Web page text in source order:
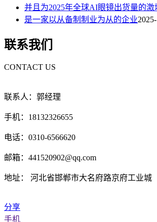
并且为2025年全球AI眼镜出货量的激
是一家以从备制制业为从的企业
联系我们
CONTACT US
联系人：郭经理
手机：18132326655
电话：0310-6566620
邮箱：441520902@qq.com
地址： 河北省邯郸市大名府路京府工业城
分享
手机